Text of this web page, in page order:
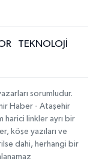
TEKNOLOJİ
sorumludur.
Haber - Ataşehir
linkler ayrı bir
köşe yazıları ve
dahi, herhangi bir